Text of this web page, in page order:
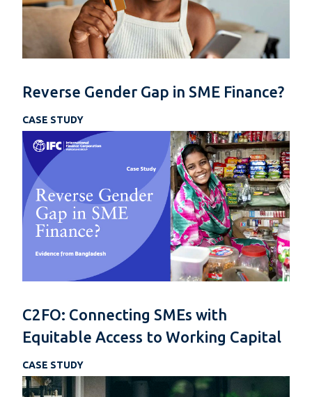
Reverse Gender Gap in SME Finance?
CASE STUDY
C2FO: Connecting SMEs with
Equitable Access to Working Capital
CASE STUDY